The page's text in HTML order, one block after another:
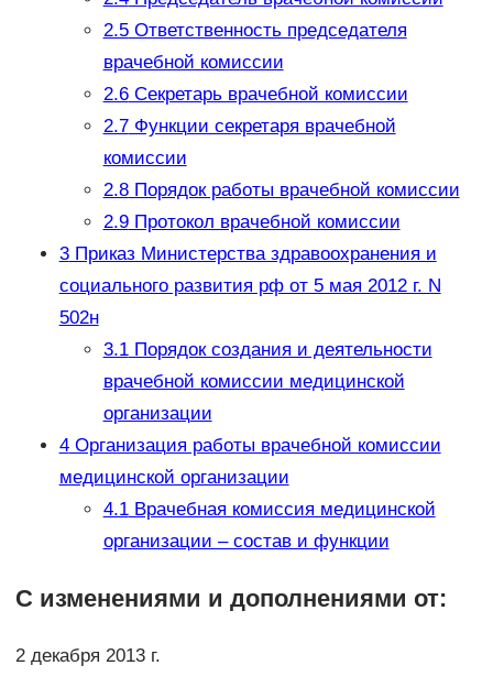
2.5Ответственность председателя
врачебной комиссии
2.6Секретарь врачебной комиссии
2.7Функции секретаря врачебной
комиссии
2.8Порядок работы врачебной комиссии
2.9Протокол врачебной комиссии
3Приказ Министерства здравоохранения и
социального развития рф от 5 мая 2012 г. N
502н
3.1Порядок создания и деятельности
врачебной комиссии медицинской
организации
4Организация работы врачебной комиссии
медицинской организации
4.1Врачебная комиссия медицинской
организации – состав и функции
С изменениями и дополнениями от:
2 декабря 2013 г.